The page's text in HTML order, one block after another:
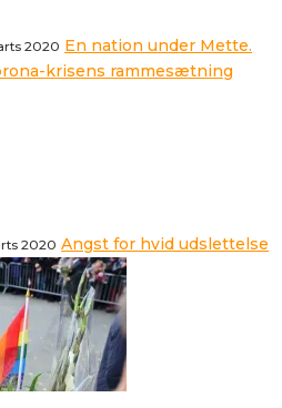
2020 En nation under Mette.
krisens rammesætning
2020 Angst for hvid udslettelse